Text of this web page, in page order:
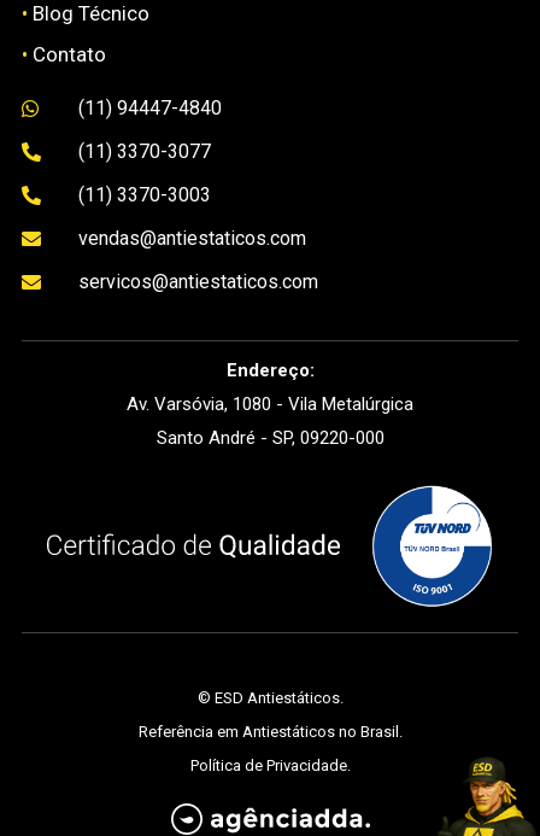
• Blog Técnico
• Contato
 (11) 94447-4840
 (11) 3370-3077
 (11) 3370-3003
 vendas@antiestaticos.com
 servicos@antiestaticos.com
Endereço:
Av. Varsóvia, 1080 - Vila Metalúrgica
Santo André - SP, 09220-000
© ESD Antiestáticos.
Referência em Antiestáticos no Brasil.
Política de Privacidade.